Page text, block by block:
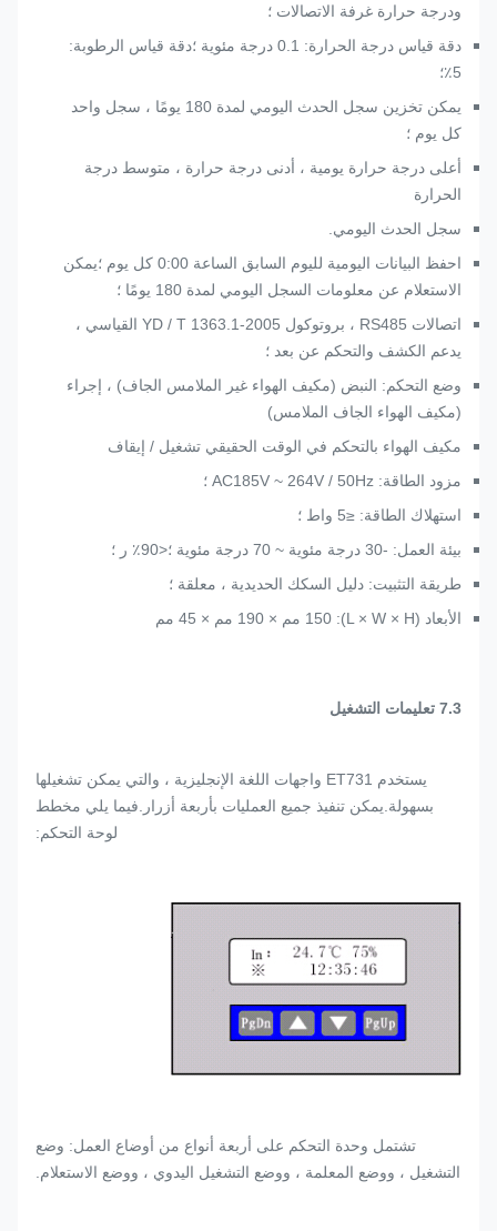
ودرجة حرارة غرفة الاتصالات ؛
دقة قياس درجة الحرارة: 0.1 درجة مئوية ؛دقة قياس الرطوبة:
5٪؛
يمكن تخزين سجل الحدث اليومي لمدة 180 يومًا ، سجل واحد
كل يوم ؛
أعلى درجة حرارة يومية ، أدنى درجة حرارة ، متوسط ​​درجة
الحرارة
سجل الحدث اليومي.
احفظ البيانات اليومية لليوم السابق الساعة 0:00 كل يوم ؛يمكن
الاستعلام عن معلومات السجل اليومي لمدة 180 يومًا ؛
اتصالات RS485 ، بروتوكول YD / T 1363.1-2005 القياسي ،
يدعم الكشف والتحكم عن بعد ؛
وضع التحكم: النبض (مكيف الهواء غير الملامس الجاف) ، إجراء
(مكيف الهواء الجاف الملامس)
مكيف الهواء بالتحكم في الوقت الحقيقي تشغيل / إيقاف
مزود الطاقة: AC185V ~ 264V / 50Hz ؛
استهلاك الطاقة: ≤5 واط ؛
بيئة العمل: -30 درجة مئوية ~ 70 درجة مئوية ؛<90٪ ر ؛
طريقة التثبيت: دليل السكك الحديدية ، معلقة ؛
الأبعاد (L × W × H): 150 مم × 190 مم × 45 مم
7.3 تعليمات التشغيل
يستخدم ET731 واجهات اللغة الإنجليزية ، والتي يمكن تشغيلها
بسهولة.يمكن تنفيذ جميع العمليات بأربعة أزرار.فيما يلي مخطط
لوحة التحكم:
تشتمل وحدة التحكم على أربعة أنواع من أوضاع العمل: وضع
التشغيل ، ووضع المعلمة ، ووضع التشغيل اليدوي ، ووضع الاستعلام.